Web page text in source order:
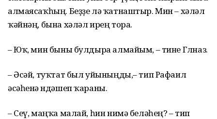
алмаясаҡһың. Беҙҙе лә ҡатнаштыр. Мин – хәләл
ҡәйнәң, бына хәләл ирең тора.
– Юҡ, мин быны булдыра алмайым, – тине Гөлназ.
– Әсәй, туҡтат был уйыныңды,– тип Рафаил
әсәһенә өндәшеп ҡараны.
– Сеү, маңҡа малай, һин нимә беләһең? – тип